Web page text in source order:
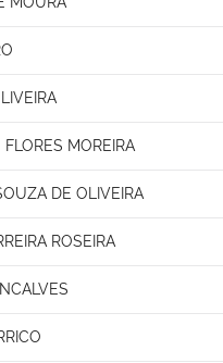
MOREIRA
DE OLIVEIRA
ROSEIRA